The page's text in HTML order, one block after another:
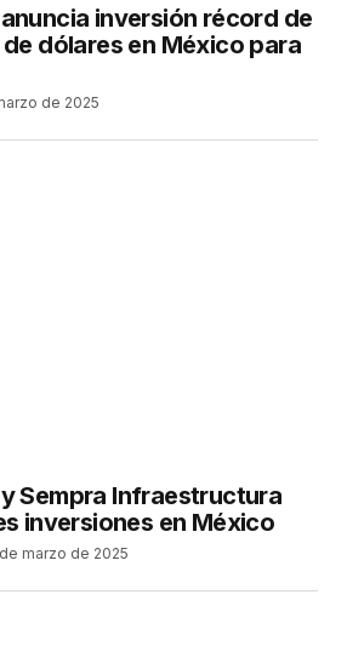
inversión récord de
dólares en México para
de 2025
Sempra Infraestructura
inversiones en México
marzo de 2025